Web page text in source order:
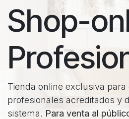
Shop-
Tienda online exclusiva
profesionales acreditados y
sistema. Para venta al